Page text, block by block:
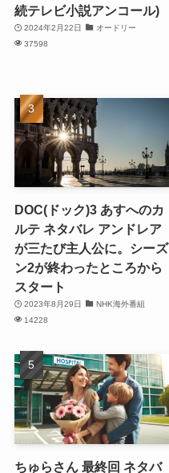
続テレビ小説アンコール)
2024年2月22日
オードリー
37598
DOC(ドック)3 あすへのカ
ルテ ネタバレ アンドレア
が三たび主人公に。シーズ
ン2が終わったところから
スタート
2023年8月29日
NHK海外番組
14228
ちゅらさん 最終回 ネタバ